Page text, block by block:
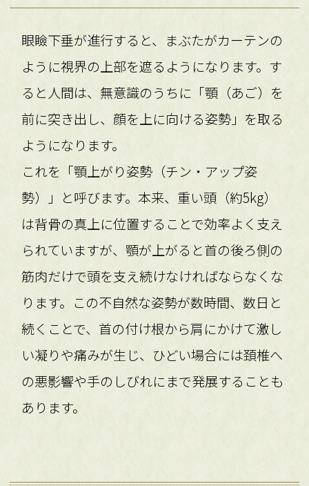
眼瞼下垂が進行すると、まぶたがカーテンの
ように視界の上部を遮るようになります。す
ると人間は、無意識のうちに「顎（あご）を
前に突き出し、顔を上に向ける姿勢」を取る
ようになります。
これを「顎上がり姿勢（チン・アップ姿
勢）」と呼びます。本来、重い頭（約5kg）
は背骨の真上に位置することで効率よく支え
られていますが、顎が上がると首の後ろ側の
筋肉だけで頭を支え続けなければならなくな
ります。この不自然な姿勢が数時間、数日と
続くことで、首の付け根から肩にかけて激し
い凝りや痛みが生じ、ひどい場合には頚椎へ
の悪影響や手のしびれにまで発展することも
あります。